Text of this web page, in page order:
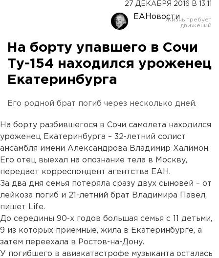
27 ДЕКАБРЯ 2016 В 13:11
ЕАНовости
На борту упавшего в Сочи
Ту-154 находился уроженец
Екатеринбурга
Его родной брат погиб через несколько дней.
На борту разбившегося в Сочи самолета находился
уроженец Екатеринбурга – 32-летний солист
ансамбля имени Александрова Владимир Халимон.
Его отец выехал на опознание тела в Москву,
передает корреспондент агентства ЕАН.
За два дня семья потеряла сразу двух сыновей – от
лейкоза погиб и 21-летний брат Владимира Павел,
пишет Life.
До середины 90-х годов большая семья с 11 детьми,
9 из которых приемные, жила в Екатеринбурге, а
затем переехала в Ростов-на-Дону.
У погибшего в авиакатастрофе музыканта осталась